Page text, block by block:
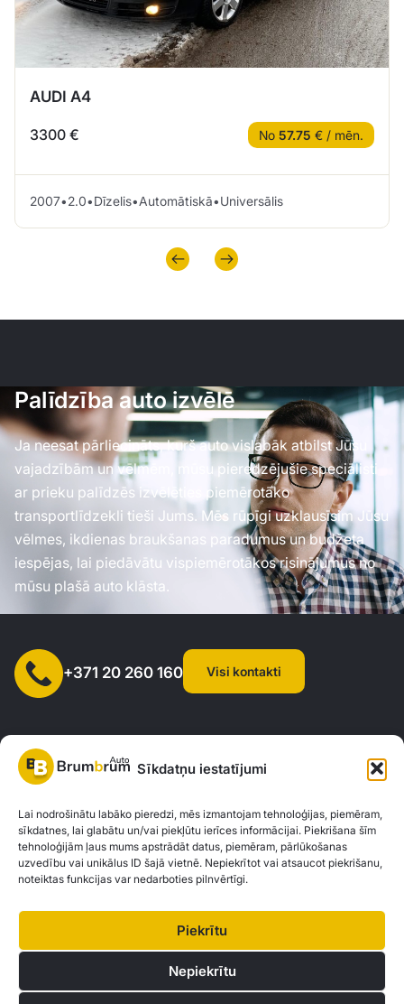
Sīkdatņu iestatījumi
Lai nodrošinātu labāko pieredzi, mēs izmantojam tehnoloģijas, piemēram,
sīkdatnes, lai glabātu un/vai piekļūtu ierīces informācijai. Piekrišana šīm
tehnoloģijām ļaus mums apstrādāt datus, piemēram, pārlūkošanas
uzvedību vai unikālus ID šajā vietnē. Nepiekrītot vai atsaucot piekrišanu,
noteiktas funkcijas var nedarboties pilnvērtīgi.
Piekrītu
Nepiekrītu
AUDI A4
3300 € No 57.75 € / mēn.
2007•2.0•Dīzelis•Automātiskā•Universālis
Palīdzība auto izvēlē
Ja neesat pārliecināts, kurš auto vislabāk atbilst Jūsu
vajadzībām un vēlmēm, mūsu pieredzējušie speciālisti
ar prieku palīdzēs izvēlēties piemērotāko
transportlīdzekli tieši Jums. Mēs rūpīgi uzklausīsim Jūsu
vēlmes, ikdienas braukšanas paradumus un budžeta
iespējas, lai piedāvātu vispiemērotākos risinājumus no
mūsu plašā auto klāsta.
+371 20 260 160 Visi kontakti
SIA "AUTOCLICK", Reģ. Nr. 40203371960, Adrese: Mazjumpravas
iela 77, Rīga, LV-1063 |20260160
Privātuma politikaKontakti
Brum Brum Auto nav finanšu iestāde, bet sadarbojas ar vairākām bankām un
piedāvājam konsultācijas un atbalstu, lai atrastu vislabākos finanšu risinājumus,
kas atbilst jūsu individuālajām vajadzībām un iespējām.